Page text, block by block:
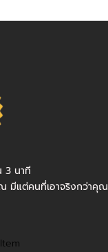
3 นาที
มีแต่คนที่เอาจริงกว่าคุณ